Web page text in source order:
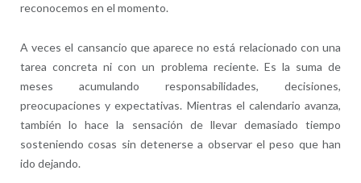
reconocemos en el momento.
A veces el cansancio que aparece no está relacionado con una
tarea concreta ni con un problema reciente. Es la suma de
meses acumulando responsabilidades, decisiones,
preocupaciones y expectativas. Mientras el calendario avanza,
también lo hace la sensación de llevar demasiado tiempo
sosteniendo cosas sin detenerse a observar el peso que han
ido dejando.